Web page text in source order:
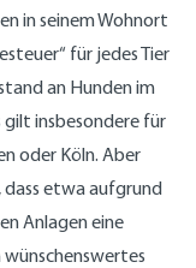
in seinem Wohnort
für jedes Tier
an Hunden im
insbesondere für
oder Köln. Aber
dass etwa aufgrund
Anlagen eine
wünschenswertes